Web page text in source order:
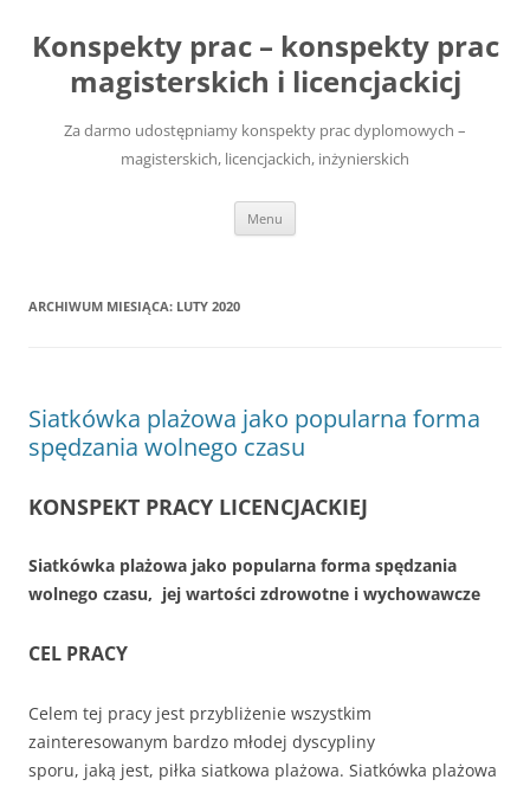
treści
Konspekty prac – konspekty prac
magisterskich i licencjackicj
Za darmo udostępniamy konspekty prac dyplomowych –
magisterskich, licencjackich, inżynierskich
Menu
ARCHIWUM MIESIĄCA: LUTY 2020
Siatkówka plażowa jako popularna forma
spędzania wolnego czasu
KONSPEKT PRACY LICENCJACKIEJ
Siatkówka plażowa jako popularna forma spędzania
wolnego czasu, jej wartości zdrowotne i wychowawcze
CEL PRACY
Celem tej pracy jest przybliżenie wszystkim
zainteresowanym bardzo młodej dyscypliny
sporu, jaką jest, piłka siatkowa plażowa. Siatkówka plażowa